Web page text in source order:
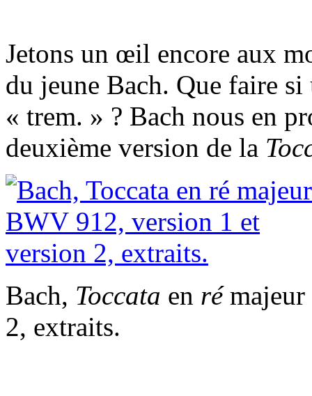
Jetons un œil encore aux
du jeune Bach. Que faire
« trem. » ? Bach nous en
deuxième version de la
Bach, Toccata en rémajeur
2, extraits.